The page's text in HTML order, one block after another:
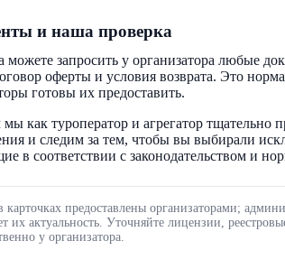
и наша проверка
можете запросить у организатора любые
оферты и условия возврата. Это
готовы их предоставить.
как туроператор и агрегатор тщательно
и следим за тем, чтобы вы выбирали
в соответствии с законодательством и
карточках предоставлены организаторами;
их актуальность. Уточняйте лицензии,
у организатора.